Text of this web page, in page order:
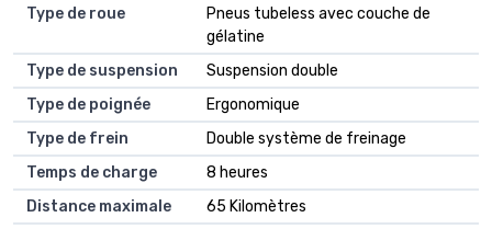
Type de roue
Pneus tubeless avec couche de
gélatine
Type de suspension
Suspension double
Type de poignée
Ergonomique
Type de frein
Double système de freinage
Temps de charge
8 heures
Distance maximale
65 Kilomètres